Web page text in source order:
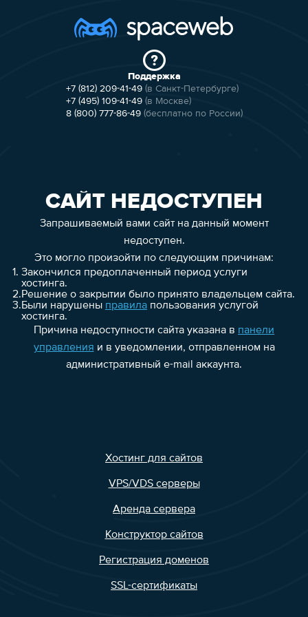
Поддержка
+7 (812) 209-41-49 (в Санкт-Петербурге)
+7 (495) 109-41-49 (в Москве)
8 (800) 777-86-49 (бесплатно по России)
САЙТ НЕДОСТУПЕН
Запрашиваемый вами сайт на данный момент
недоступен.
Это могло произойти по следующим причинам:
1. Закончился предоплаченный период услуги
хостинга.
2.Решение о закрытии было принято владельцем сайта.
3.Были нарушены правилапользования услугой
хостинга.
Причина недоступности сайта указана в панели
управления и в уведомлении, отправленном на
административный e-mail аккаунта.
Хостинг для сайтов
VPS/VDS серверы
Аренда сервера
Конструктор сайтов
Регистрация доменов
SSL-сертификаты